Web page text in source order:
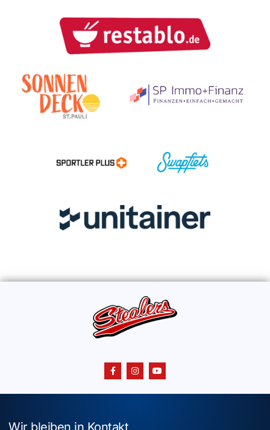
Wir bleiben in Kontakt